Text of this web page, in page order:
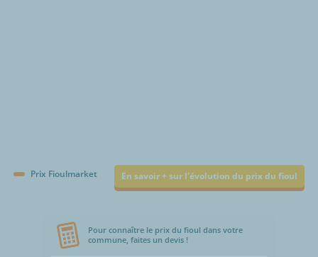
Prix Fioulmarket En savoir + sur l'évolution du prix du fioul
Pour connaître le prix du fioul dans votre
commune, faites un devis !